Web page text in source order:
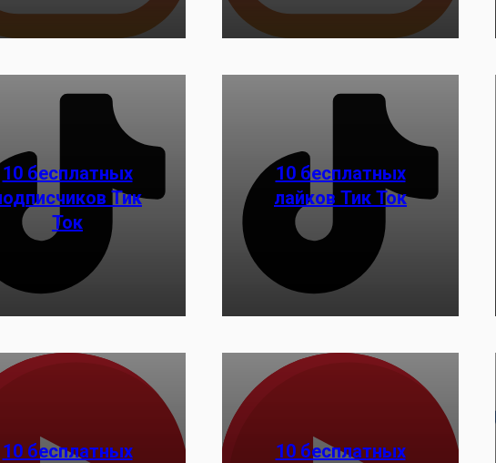
10 бесплатных
Тик
Ток
Заказать
10 бесплатных
лайков Тик Ток
10 бесплатных
10 бесплатных